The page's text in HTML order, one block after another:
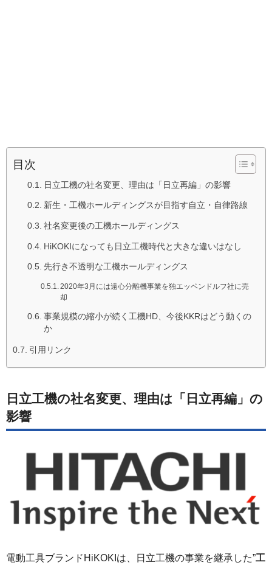
目次
日立工機の社名変更、理由は「日立再編」の影響
新生・工機ホールディングスが目指す自立・自律路線
社名変更後の工機ホールディングス
HiKOKIになっても日立工機時代と大きな違いはなし
先行き不透明な工機ホールディングス
2020年3月には遠心分離機事業を独エッペンドルフ社に売
却
事業規模の縮小が続く工機HD、今後KKRはどう動くの
か
引用リンク
日立工機の社名変更、理由は「日立再編」の
影響
電動工具ブランドHiKOKIは、日立工機の事業を継承した”工